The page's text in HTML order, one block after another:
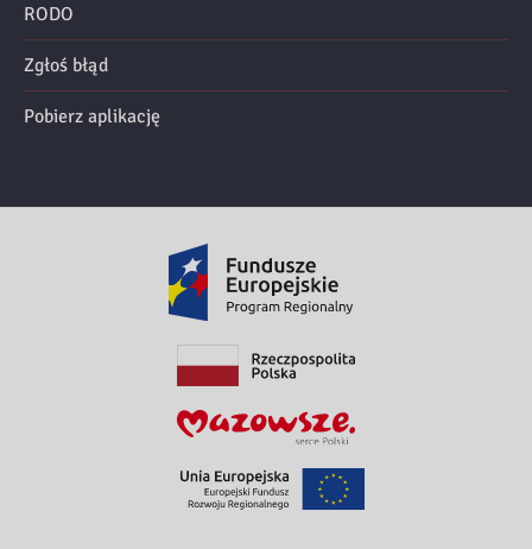
RODO
Zgłoś błąd
Pobierz aplikację